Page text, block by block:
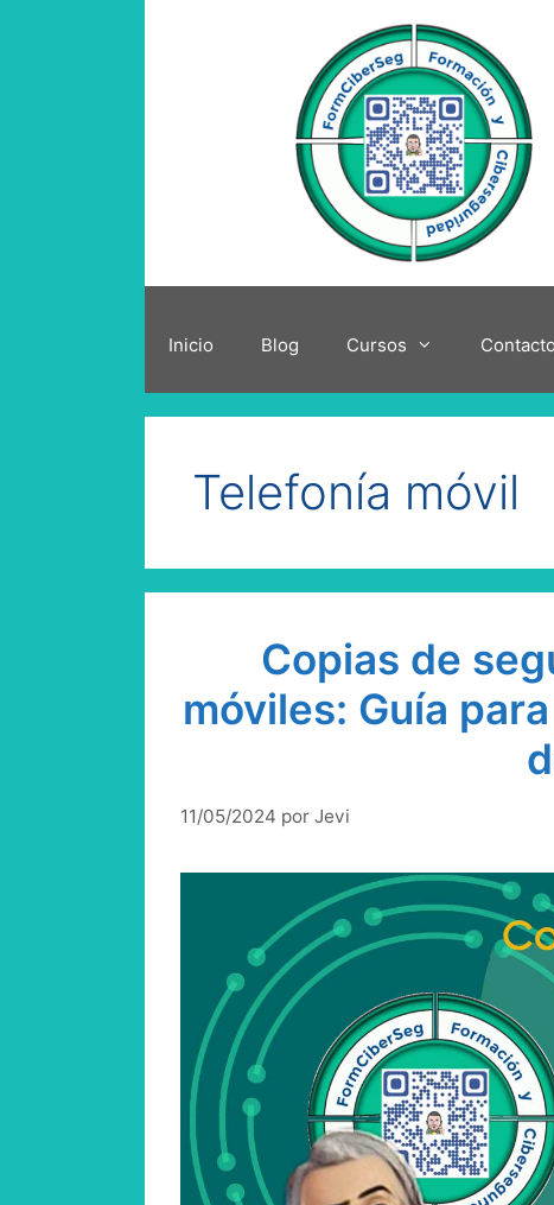
Inicio Blog Cursos Contacto
Telefonía móvil
Copias de
móviles: Guía
11/05/2024 por Jevi